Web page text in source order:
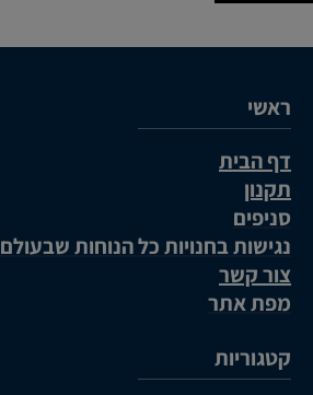
ראשי
דף הבית
תקנון
סניפים
נגישות בחנויות כל הנוחות שבעולם
צור קשר
מפת אתר
קטגוריות